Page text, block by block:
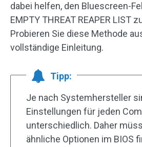
dabei helfen, den Bluescreen-
EMPTY THREAT REAPER LIST
Probieren Sie diese Methode
vollständige Einleitung.
Tipp:
Je nach Systemhersteller
Einstellungen für jeden
unterschiedlich. Daher
ähnliche Optionen im BIOS